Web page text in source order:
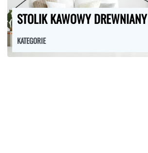
STOLIK KAWOWY DREWNIANY
KATEGORIE